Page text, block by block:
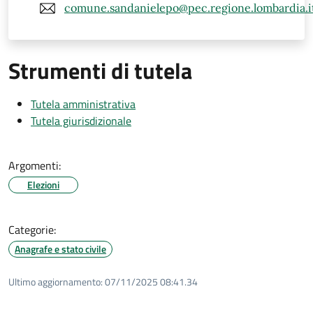
Strumenti di tutela
Tutela amministrativa
Tutela giurisdizionale
Argomenti:
Elezioni
Categorie:
Anagrafe e stato civile
Ultimo aggiornamento:07/11/2025 08:41.34